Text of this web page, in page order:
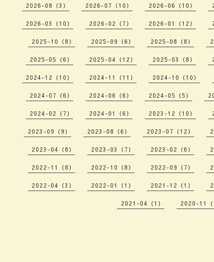
2026-08（3） 2026-07（10） 2026-06（10）
2026-03（10） 2026-02（7） 2026-01（12）
2025-10（8） 2025-09（6） 2025-08（8）
2025-05（6） 2025-04（12） 2025-03（8）
2024-12（10） 2024-11（11） 2024-10（10）
2024-07（6） 2024-06（6） 2024-05（5）
2024-02（7） 2024-01（6） 2023-12（10）
2023-09（9） 2023-08（6） 2023-07（12）
2023-04（8） 2023-03（7） 2023-02（6）
2022-11（8） 2022-10（8） 2022-09（7）
2022-04（3） 2022-01（1） 2021-12（1）
2021-04（1） 2020-11（